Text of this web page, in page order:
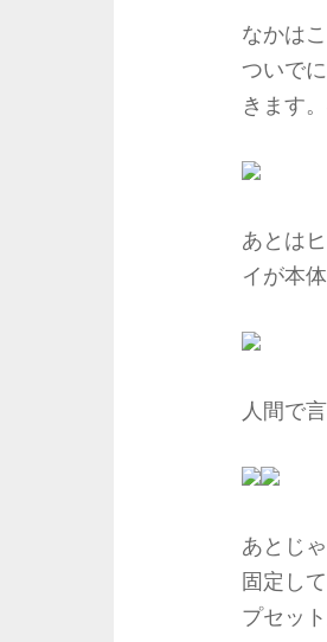
なかは
ついで
きます
あとは
イが本
人間で
あとじ
固定し
プセッ